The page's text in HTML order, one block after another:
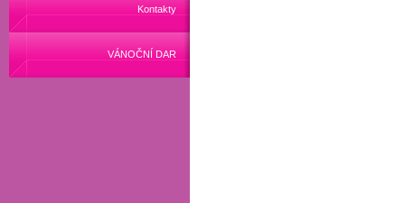
Kontakty
VÁNOČNÍ DAR